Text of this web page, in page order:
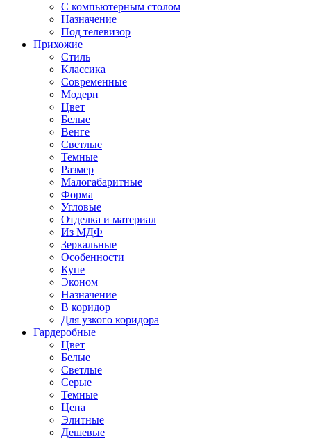
С компьютерным столом
Назначение
Под телевизор
Прихожие
Стиль
Классика
Современные
Модерн
Цвет
Белые
Венге
Светлые
Темные
Размер
Малогабаритные
Форма
Угловые
Отделка и материал
Из МДФ
Зеркальные
Особенности
Купе
Эконом
Назначение
В коридор
Для узкого коридора
Гардеробные
Цвет
Белые
Светлые
Серые
Темные
Цена
Элитные
Дешевые